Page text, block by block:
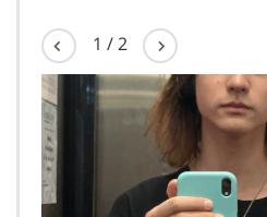
1 /2